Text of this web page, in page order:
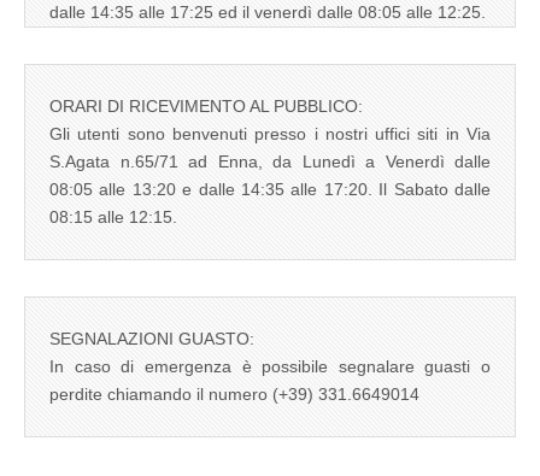
dalle 14:35 alle 17:25 ed il venerdì dalle 08:05 alle 12:25.
ORARI DI RICEVIMENTO AL PUBBLICO:
Gli utenti sono benvenuti presso i nostri uffici siti in Via
S.Agata n.65/71 ad Enna, da Lunedì a Venerdì dalle
08:05 alle 13:20 e dalle 14:35 alle 17:20. Il Sabato dalle
08:15 alle 12:15.
SEGNALAZIONI GUASTO:
In caso di emergenza è possibile segnalare guasti o
perdite chiamando il numero (+39) 331.6649014